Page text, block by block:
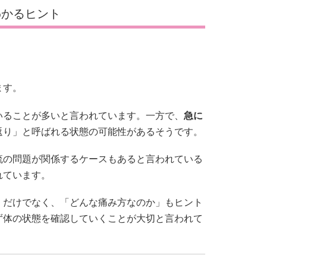
るヒント
。
ことが多いと言われています。一方で、 急に
」と呼ばれる状態の可能性があるそうです。
の問題が関係するケースもあると言われている
います。
けでなく、「どんな痛み方なのか」もヒント
の状態を確認していくことが大切と言われて